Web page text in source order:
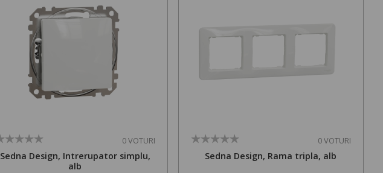
0 VOTURI
Sedna Design, Intrerupator simplu,
alb
0 VOTURI
Sedna Design, Rama tripla, alb